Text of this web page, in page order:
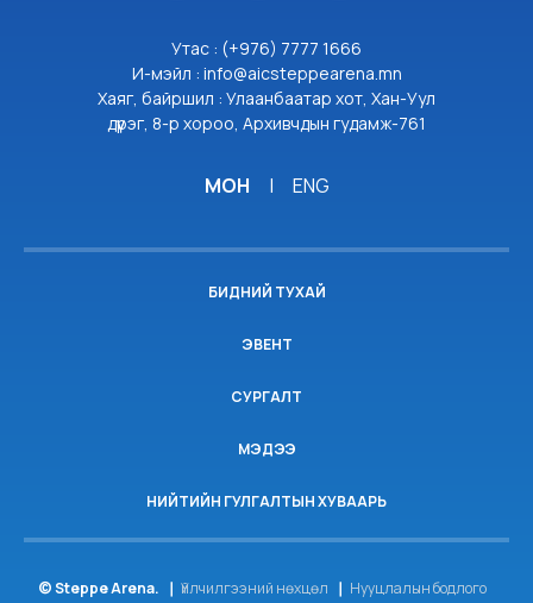
Утас : (+976) 7777 1666
И-мэйл : info@aicsteppearena.mn
Хаяг, байршил : Улаанбаатар хот, Хан-Уул
дүүрэг, 8-р хороо, Архивчдын гудамж-761
МОН | ENG
БИДНИЙ ТУХАЙ
ЭВЕНТ
СУРГАЛТ
МЭДЭЭ
НИЙТИЙН ГУЛГАЛТЫН ХУВААРЬ
© Steppe Arena. Үйлчилгээний нөхцөл Нууцлалын бодлого